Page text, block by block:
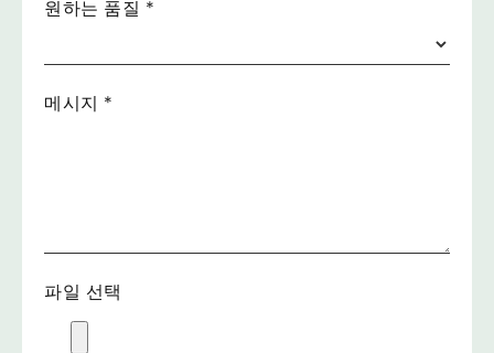
원하는 품질 *
메시지 *
파일 선택